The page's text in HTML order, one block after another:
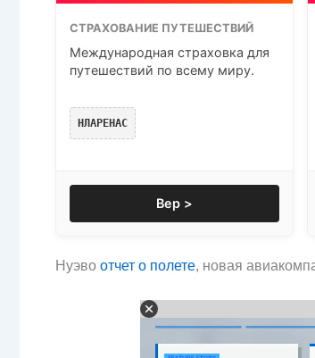
СТРАХОВАНИЕ ПУТЕШЕСТВИЙ
Международная страховка для
путешествий по всему миру.
НЛАРЕНАС
Вер >
Нуэво отчет о полете, новая